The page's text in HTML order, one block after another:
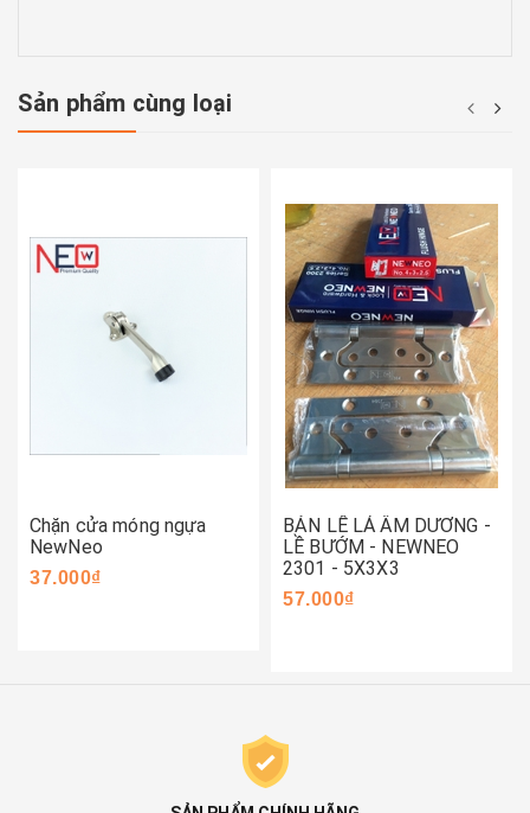
Sản phẩm cùng loại
Chặn cửa móng ngựa
NewNeo
37.000₫
BẢN LỀ LÁ ÂM DƯƠNG -
LỀ BƯỚM - NEWNEO
2301 - 5X3X3
57.000₫